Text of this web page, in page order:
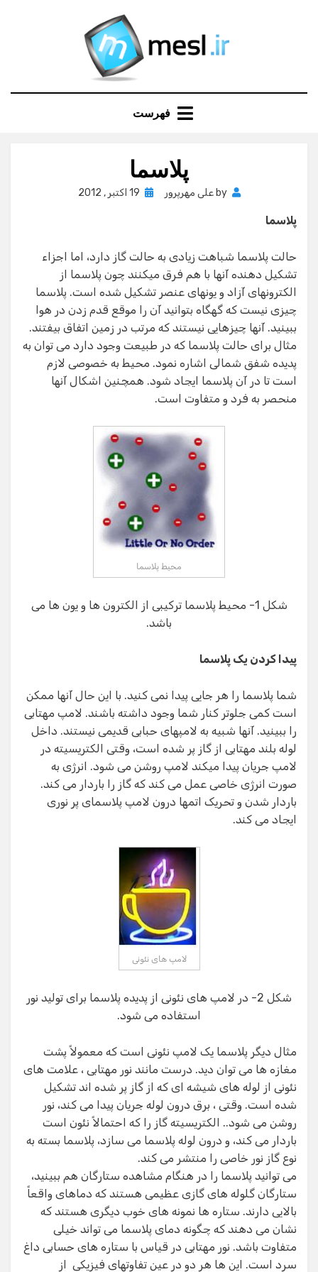
فهرست
پلاسما
by علی مهرپرور
Posted
19 اکتبر , 2012
پلاسما
حالت پلاسما شباهت زیادی به حالت گاز دارد، اما اجزاء
تشکیل دهنده آنها با هم فرق میکنند چون پلاسما از
الکترونهای آزاد و یونهای عنصر تشکیل شده است. پلاسما
چیزی نیست که گهگاه بتوانید آن را موقع قدم زدن در هوا
ببینید. آنها چیزهایی نیستند که مرتب در زمین اتفاق بیفتند.
مثال برای حالت پلاسما که در طبیعت وجود دارد می توان به
پدیده شفق شمالی اشاره نمود. محیط به خصوصی لازم
است تا در آن پلاسما ایجاد شود. همچنین اشکال آنها
منحصر به فرد و متفاوت است.
محیط پلاسما
شکل 1- محیط پلاسما ترکیبی از الکترون ها و یون ها می
باشد.
پیدا کردن یک پلاسما
شما پلاسما را هر جایی پیدا نمی کنید. با این حال آنها ممکن
است کمی جلوتر کنار شما وجود داشته باشند. لامپ مهتابی
را ببینید. آنها شبیه به لامپهای حبابی قدیمی نیستند. داخل
لوله بلند مهتابی از گاز پر شده است، وقتی الکتریسیته در
لامپ جریان پیدا میکند لامپ روشن می شود. انرژی به
صورت انرژی خاصی عمل می کند که گاز را باردار می کند.
باردار شدن و تحریک اتمها درون لامپ پلاسمای پر نوری
ایجاد می کند.
لامپ های نئونی
شکل 2- در لامپ های نئونی از پدیده پلاسما برای تولید نور
استفاده می شود.
مثال دیگر پلاسما یک لامپ نئونی است که معمولاً پشت
مغازه ها می توان دید. درست مانند نور مهتابی ، علامت های
نئونی از لوله های شیشه ای که از گاز پر شده اند تشکیل
شده است. وقتی ، برق درون لوله جریان پیدا می کند، نور
روشن می شود.. الکتریسیته گاز را که احتمالاً نئون است
باردار می کند، و درون لوله پلاسما می سازد، پلاسما بسته به
نوع گاز نور خاصی را منتشر می کند.
می توانید پلاسما را در هنگام مشاهده ستارگان هم ببینید،
ستارگان گلوله های گازی عظیمی هستند که دماهای واقعاً
بالایی دارند. ستاره ها نمونه های خوب دیگری هستند که
نشان می دهند که چگونه دمای پلاسما می تواند خیلی
متفاوت باشد. نور مهتابی در قیاس با ستاره های حسابی داغ
سرد است. این ها هر دو در عین تفاوتهای فیزیکی از